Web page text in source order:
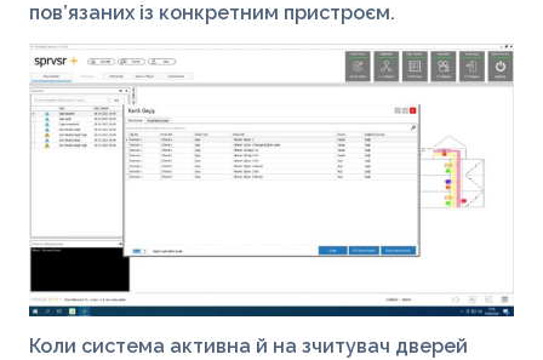
пов’язаних із конкретним пристроєм.
Коли система активна й на зчитувач дверей